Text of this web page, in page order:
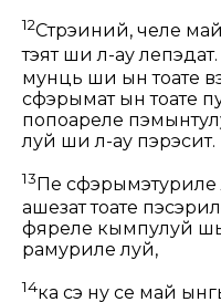
12Стрэиний, челе
тэят ши л-ау лепэдат.
мунць ши ын тоате
сфэрымат ын тоате
попоареле
луй ши л-ау пэрэсит.
13Пе сфэрымэтуриле
ашезат тоате
фяреле кымпулуй
рамуриле луй,
14ка сэ ну се май